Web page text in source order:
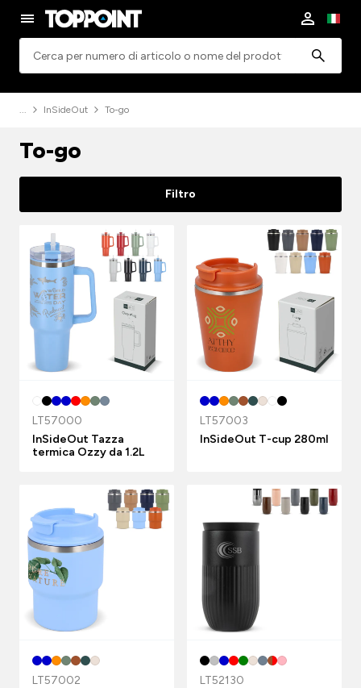
InSideOut To-go
To-go
Filtro
LT57000
InSideOut Tazza
termica Ozzy da 1.2L
LT57003
InSideOut T-cup 280ml
LT57002
LT52130